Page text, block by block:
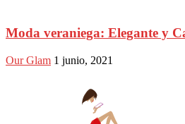
Moda veraniega: Elegante y
Our Glam 1 junio, 2021